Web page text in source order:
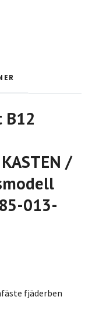
B12
/
013-
fjäderben